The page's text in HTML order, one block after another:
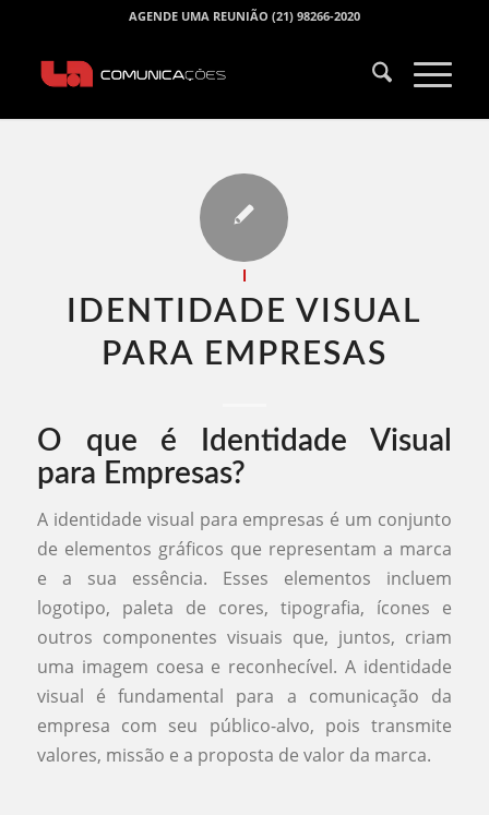
AGENDE UMA REUNIÃO (21) 98266-2020
IDENTIDADE VISUAL
PARA EMPRESAS​
O que é Identidade Visual
para Empresas?
A identidade visual para empresas é um conjunto
de elementos gráficos que representam a marca
e a sua essência. Esses elementos incluem
logotipo, paleta de cores, tipografia, ícones e
outros componentes visuais que, juntos, criam
uma imagem coesa e reconhecível. A identidade
visual é fundamental para a comunicação da
empresa com seu público-alvo, pois transmite
valores, missão e a proposta de valor da marca.